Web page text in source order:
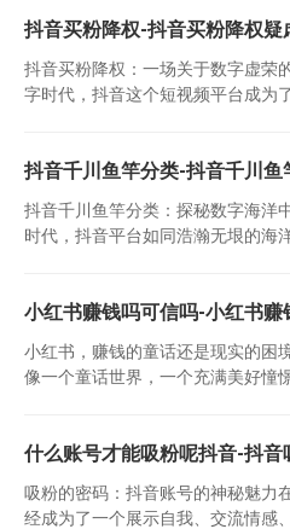
抖音买粉降权-抖音买粉降权疑
抖音买粉降权：一场关于数字虚荣
字时代，抖音这个短视频平台成为
抖音千川鱼竿分类-抖音千川鱼
抖音千川鱼竿分类：探秘数字海洋
时代，抖音平台如同浩瀚无垠的海
小红书赚钱吗可信吗-小红书赚
小红书，赚钱的童话还是现实的困
像一个童话世界，一个充满美好憧
什么账号才能吸粉呢抖音-抖音
吸粉的密码：抖音账号的神秘魅力
经成为了一个展示自我、交流情感